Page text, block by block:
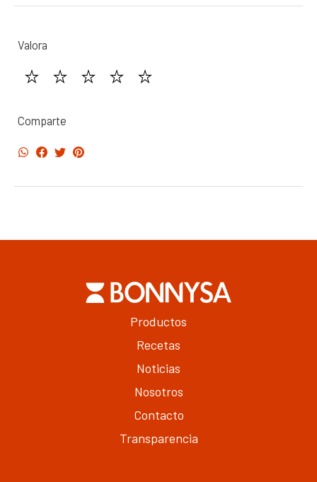
Valora
Comparte
Productos
Recetas
Noticias
Nosotros
Contacto
Transparencia